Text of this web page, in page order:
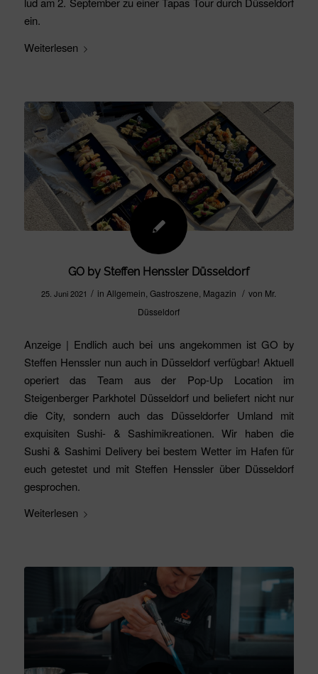
ein.
Weiterlesen
GO by Steffen Henssler Düsseldorf
25. Juni 2021 / in Allgemein ,Gastroszene Magazin / von Mr.
Düsseldorf
Anzeige | Endlich auch bei uns angekommen ist GO by
Steffen Henssler nun auch in Düsseldorf verfügbar! Aktuell
operiert das Team aus der Pop-Up Location im
Steigenberger Parkhotel Düsseldorf und beliefert nicht nur
die City, sondern auch das Düsseldorfer Umland mit
exquisiten Sushi- & Sashimikreationen. Wir haben die
Sushi & Sashimi Delivery bei bestem Wetter im Hafen für
euch getestet und mit Steffen Henssler über Düsseldorf
gesprochen.
Weiterlesen